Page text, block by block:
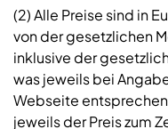
(2) Alle Preise sind in
von der gesetzlichen
inklusive der
was jeweils bei
Webseite
jeweils der Preis zum